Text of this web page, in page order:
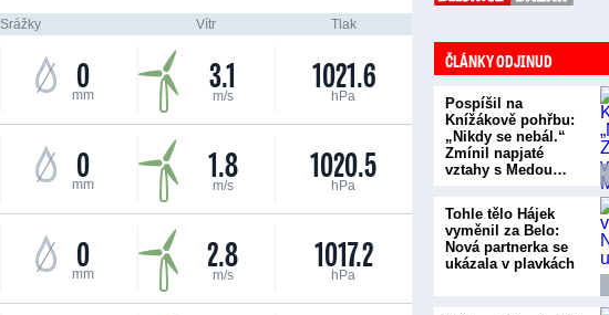
Srážky Vítr Tlak
0
mm 3.1
m/s 1021.6
hPa
0
mm 1.8
m/s 1020.5
hPa
0
mm 2.8
m/s 1017.2
hPa
ČLÁNKY ODJINUD
Pospíšil na
Knížákově pohřbu:
„Nikdy se nebál.“
Zmínil napjaté
vztahy s Medou…
Tohle tělo Hájek
vyměnil za Belo:
Nová partnerka se
ukázala v plavkách